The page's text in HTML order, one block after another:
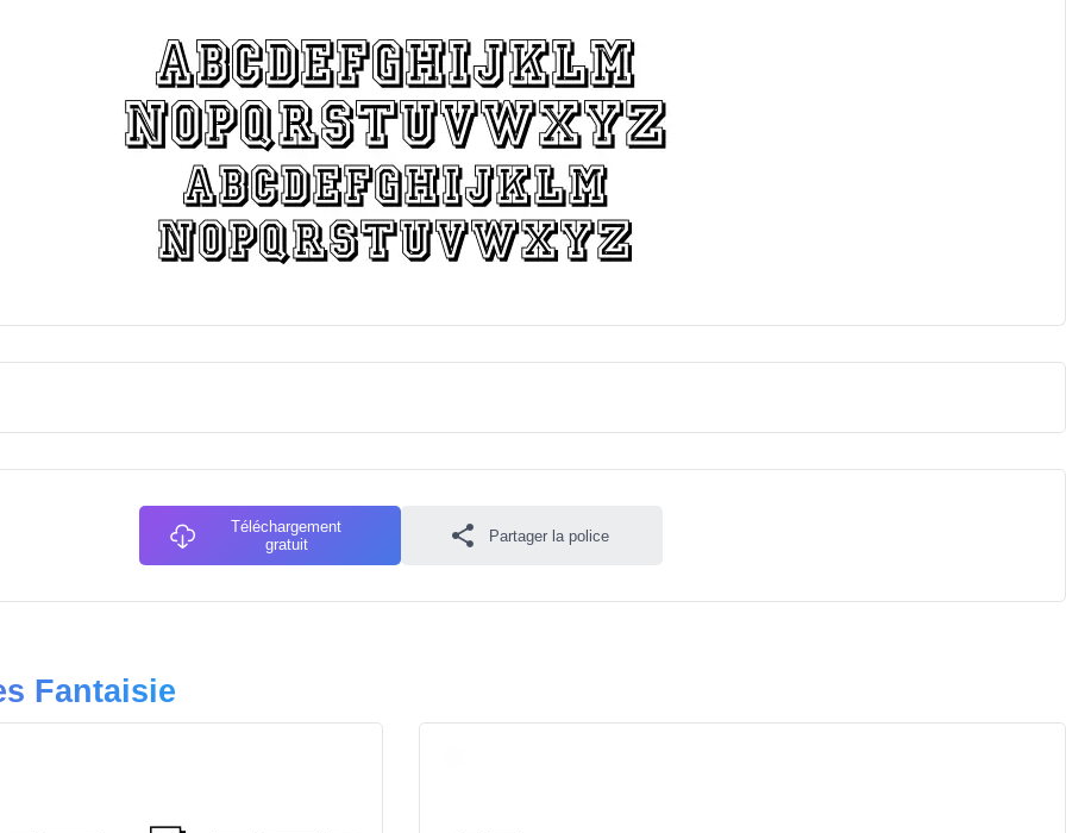
Téléchargement
gratuit
Partager la police
Fantaisie